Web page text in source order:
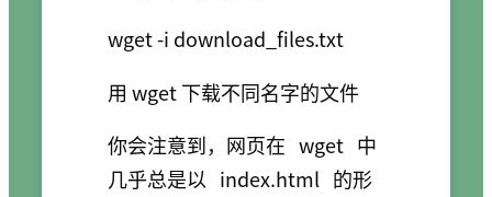
用 wget 下载不同名字的文件
你会注意到，网页在 wget 中
几乎总是以 index.html 的形